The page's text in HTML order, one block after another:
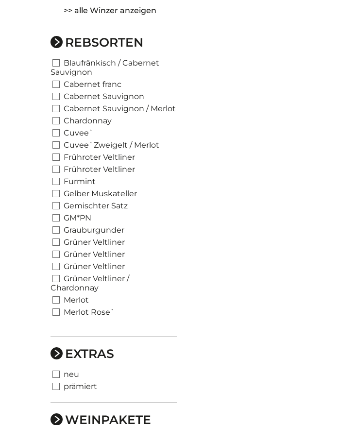
>> alle Winzer anzeigen
REBSORTEN
Blaufränkisch / Cabernet
Sauvignon
Cabernet franc
Cabernet Sauvignon
Cabernet Sauvignon / Merlot
Chardonnay
Cuvee`
Cuvee`Zweigelt / Merlot
Frühroter Veltliner
Frühroter Veltliner
Furmint
Gelber Muskateller
Gemischter Satz
GM*PN
Grauburgunder
Grüner Veltliner
Grüner Veltliner
Grüner Veltliner
Grüner Veltliner /
Chardonnay
Merlot
Merlot Rose`
EXTRAS
neu
prämiert
WEINPAKETE